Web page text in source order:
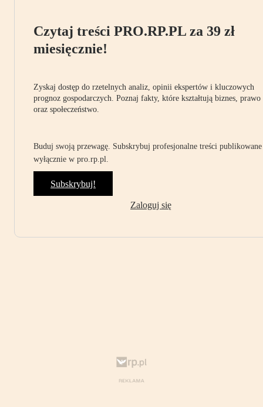
Czytaj treści PRO.RP.PL za 39 zł
miesięcznie!
Zyskaj dostęp do rzetelnych analiz, opinii ekspertów i kluczowych
prognoz gospodarczych. Poznaj fakty, które kształtują biznes, prawo
oraz społeczeństwo.
Buduj swoją przewagę. Subskrybuj profesjonalne treści publikowane
wyłącznie w pro.rp.pl.
Subskrybuj!
Zaloguj się